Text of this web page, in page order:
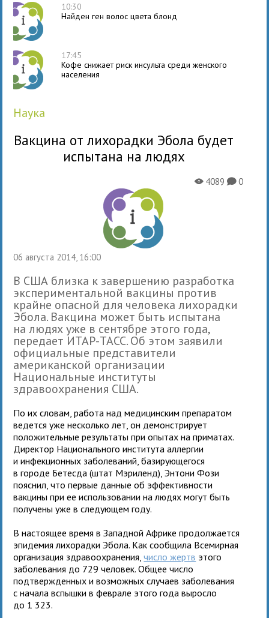
10:30
Найден ген волос цвета блонд
17:45
Кофе снижает риск инсульта среди женского
населения
наука
Вакцина от лихорадки Эбола будет
испытана на людях
06 августа 2014, 16:00
X4089K0
В США близка к завершению разработка
экспериментальной вакцины против
крайне опасной для человека лихорадки
Эбола. Вакцина может быть испытана
на людях уже в сентябре этого года,
передает ИТАР-ТАСС. Об этом заявили
официальные представители
американской организации
Национальные институты
здравоохранения США.
По их словам, работа над медицинским препаратом
ведется уже несколько лет, он демонстрирует
положительные результаты при опытах на приматах.
Директор Национального института аллергии
и инфекционных заболеваний, базирующегося
в городе Бетесда (штат Мэриленд), Энтони Фози
пояснил, что первые данные об эффективности
вакцины при ее использовании на людях могут быть
получены уже в следующем году.
В настоящее время в Западной Африке продолжается
эпидемия лихорадки Эбола. Как сообщила Всемирная
организация здравоохранения,число жертв этого
заболевания до 729 человек. Общее число
подтвержденных и возможных случаев заболевания
с начала вспышки в феврале этого года выросло
до 1 323.